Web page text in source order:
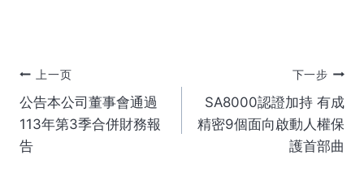
文
章
导
上一页
公告本公司董事會通過
113年第3季合併財務報
告
下一步
SA8000認證加持 有成
精密9個面向啟動人權保
護首部曲